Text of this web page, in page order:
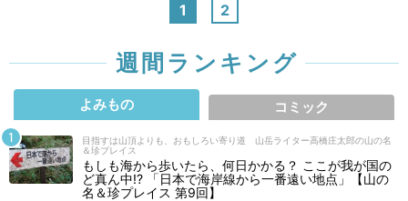
1 2
週間ランキング
よみもの コミック
目指すは山頂よりも、おもしろい寄り道 山岳ライター高橋庄太郎の山の名
＆珍プレイス
もしも海から歩いたら、何日かかる？ ここが我が国の
ど真ん中!? 「日本で海岸線から一番遠い地点」【山の
名＆珍プレイス 第9回】